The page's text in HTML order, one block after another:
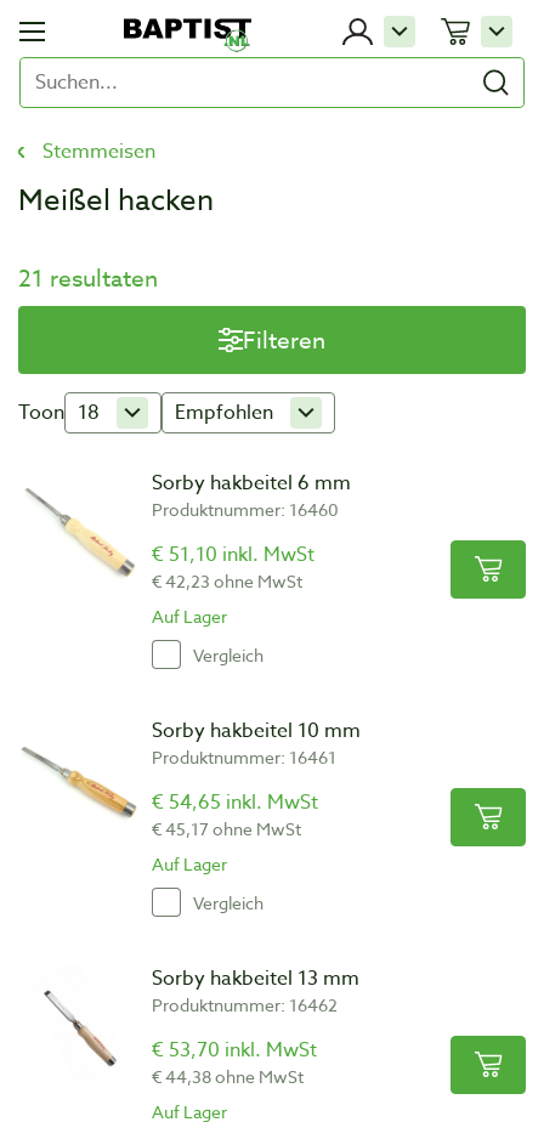
Stemmeisen
Meißel hacken
21 resultaten
Filteren
Toon 18 Empfohlen
Sorby hakbeitel 6 mm
Produktnummer: 16460
€ 51,10 inkl. MwSt
€ 42,23 ohne MwSt
Auf Lager
Vergleich
Sorby hakbeitel 10 mm
Produktnummer: 16461
€ 54,65 inkl. MwSt
€ 45,17 ohne MwSt
Auf Lager
Vergleich
Sorby hakbeitel 13 mm
Produktnummer: 16462
€ 53,70 inkl. MwSt
€ 44,38 ohne MwSt
Auf Lager